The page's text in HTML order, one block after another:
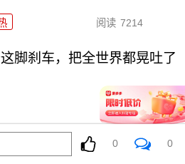
阅读 7214
脚刹车，把全世界都晃吐了
阅读 16115 08-03
0 0